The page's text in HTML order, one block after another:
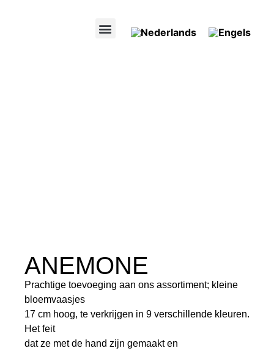
ANEMONE
Prachtige toevoeging aan ons assortiment; kleine
bloemvaasjes
17 cm hoog, te verkrijgen in 9 verschillende kleuren.
Het feit
dat ze met de hand zijn gemaakt en